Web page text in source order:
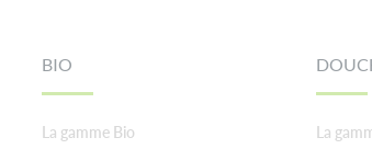
BIO
La gamme Bio
La